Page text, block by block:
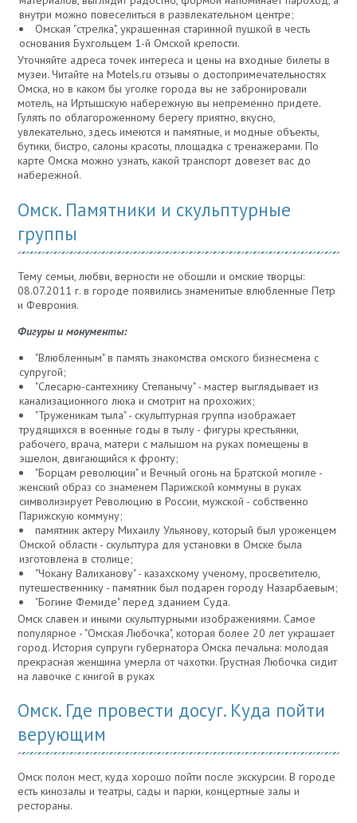
внутри можно повеселиться в развлекательном центре;
Омская "стрелка", украшенная старинной пушкой в честь
основания Бухгольцем 1-й Омской крепости.
Уточняйте адреса точек интереса и цены на входные билеты в
музеи. Читайте на Motels.ru отзывы о достопримечательностях
Омска, но в каком бы уголке города вы не забронировали
мотель, на Иртышскую набережную вы непременно придете.
Гулять по облагороженному берегу приятно, вкусно,
увлекательно, здесь имеются и памятные, и модные объекты,
бутики, бистро, салоны красоты, площадка с тренажерами. По
карте Омска можно узнать, какой транспорт довезет вас до
набережной.
Омск. Памятники и скульптурные
группы
Тему семьи, любви, верности не обошли и омские творцы:
08.07.2011 г. в городе появились знаменитые влюбленные Петр
и Феврония.
Фигуры и монументы:
"Влюбленным" в память знакомства омского бизнесмена с
супругой;
"Слесарю-сантехнику Степанычу" - мастер выглядывает из
канализационного люка и смотрит на прохожих;
"Труженикам тыла" - скульптурная группа изображает
трудящихся в военные годы в тылу - фигуры крестьянки,
рабочего, врача, матери с малышом на руках помещены в
эшелон, двигающийся к фронту;
"Борцам революции" и Вечный огонь на Братской могиле -
женский образ со знаменем Парижской коммуны в руках
символизирует Революцию в России, мужской - собственно
Парижскую коммуну;
памятник актеру Михаилу Ульянову, который был уроженцем
Омской области - скульптура для установки в Омске была
изготовлена в столице;
"Чокану Валиханову" - казахскому ученому, просветителю,
путешественнику - памятник был подарен городу Назарбаевым;
"Богине Фемиде" перед зданием Суда.
Омск славен и иными скульптурными изображениями. Самое
популярное - "Омская Любочка", которая более 20 лет украшает
город. История супруги губернатора Омска печальна: молодая
прекрасная женщина умерла от чахотки. Грустная Любочка сидит
на лавочке с книгой в руках
Омск. Где провести досуг. Куда пойти
верующим
Омск полон мест, куда хорошо пойти после экскурсии. В городе
есть кинозалы и театры, сады и парки, концертные залы и
рестораны.